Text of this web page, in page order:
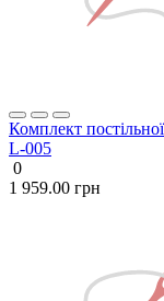
Комплект
L-005
0
1 959.00 грн